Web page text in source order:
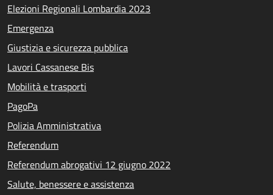
Elezioni Regionali Lombardia 2023
Emergenza
Giustizia e sicurezza pubblica
Lavori Cassanese Bis
Mobilità e trasporti
PagoPa
Polizia Amministrativa
Referendum
Referendum abrogativi 12 giugno 2022
Salute, benessere e assistenza